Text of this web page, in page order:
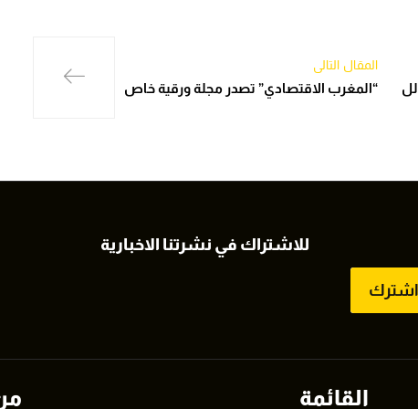
المقال التالي
“المغرب الاقتصادي” تصدر مجلة ورقية خاص
للاشتراك في نشرتنا الاخبارية
اشترك
القائمة